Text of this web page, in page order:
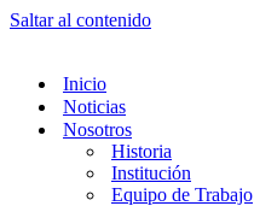
Saltar al contenido
Inicio
Noticias
Nosotros
Historia
Institución
Equipo de Trabajo